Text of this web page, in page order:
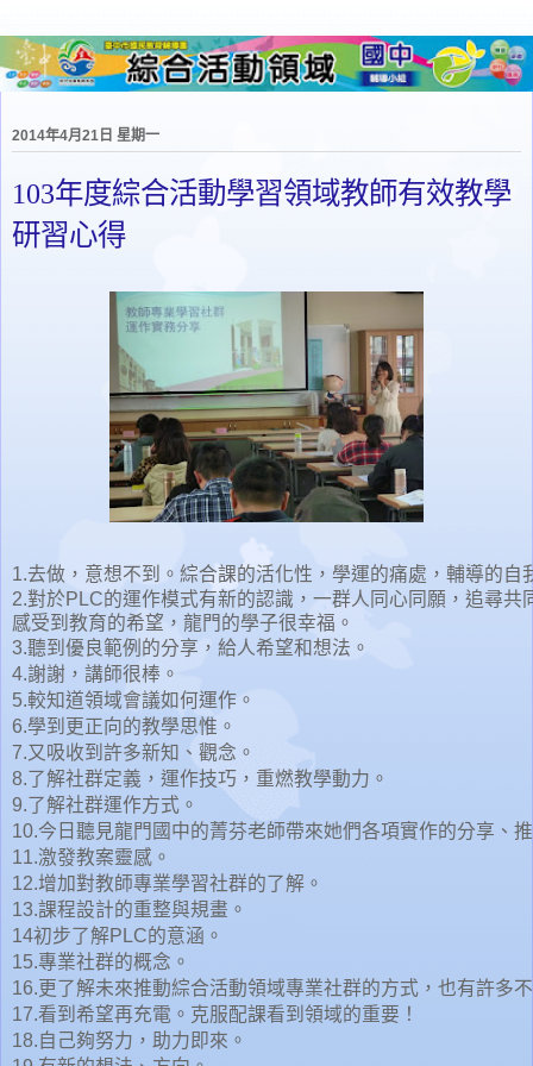
2014年4月21日 星期一
103年度綜合活動學習領域教師有效教學
研習心得
1.去做，意想不到。綜合課的活化性，學運的痛處，輔導的自
2.對於PLC的運作模式有新的認識，一群人同心同願，追尋共
感受到教育的希望，龍門的學子很幸福。
3.聽到優良範例的分享，給人希望和想法。
4.謝謝，講師很棒。
5.較知道領域會議如何運作。
6.學到更正向的教學思惟。
7.又吸收到許多新知、觀念。
8.了解社群定義，運作技巧，重燃教學動力。
9.了解社群運作方式。
10.今日聽見龍門國中的菁芬老師帶來她們各項實作的分享、
11.激發教案靈感。
12.增加對教師專業學習社群的了解。
13.課程設計的重整與規畫。
14初步了解PLC的意涵。
15.專業社群的概念。
16.更了解未來推動綜合活動領域專業社群的方式，也有許多
17.看到希望再充電。克服配課看到領域的重要！
18.自己夠努力，助力即來。